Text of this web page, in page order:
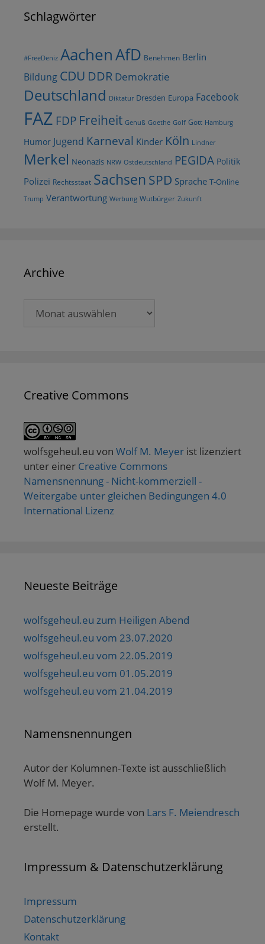
Schlagwörter
#FreeDeniz AachenAfD Benehmen Berlin
Bildung CDU DDR Demokratie
Deutschland Diktatur Dresden Europa Facebook
FAZ FDP Freiheit Genuß Goethe Golf Gott Hamburg
Humor Jugend Karneval Kinder Köln Lindner
Merkel Neonazis NRW Ostdeutschland PEGIDA Politik
Polizei Rechtsstaat Sachsen SPD Sprache T-Online
Trump Verantwortung Werbung Wutbürger Zukunft
Archive
Creative Commons
wolfsgeheul.eu von Wolf M. Meyer ist lizenziert
unter einer Creative Commons
Namensnennung - Nicht-kommerziell -
Weitergabe unter gleichen Bedingungen 4.0
International Lizenz
Neueste Beiträge
wolfsgeheul.eu zum Heiligen Abend
wolfsgeheul.eu vom 23.07.2020
wolfsgeheul.eu vom 22.05.2019
wolfsgeheul.eu vom 01.05.2019
wolfsgeheul.eu vom 21.04.2019
Namensnennungen
Autor der Kolumnen-Texte ist ausschließlich
Wolf M. Meyer.
Die Homepage wurde von Lars F. Meiendresch
erstellt.
Impressum & Datenschutzerklärung
Impressum
Datenschutzerklärung
Kontakt